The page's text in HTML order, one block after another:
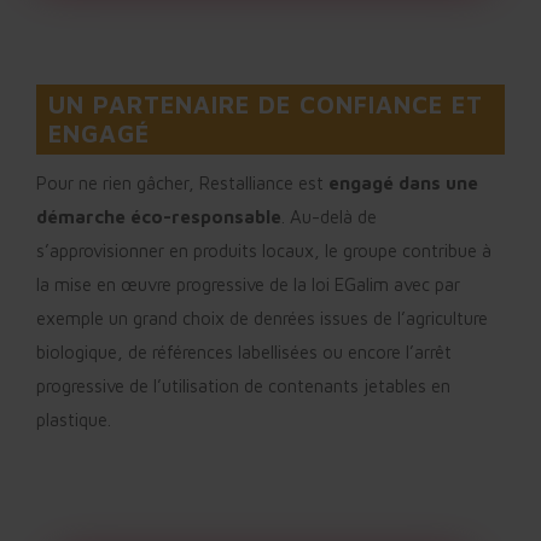
UN PARTENAIRE DE CONFIANCE ET
ENGAGÉ
Pour ne rien gâcher, Restalliance est engagé dans une
démarche éco-responsable . Au-delà de
s’approvisionner en produits locaux, le groupe contribue à
la mise en œuvre progressive de la loi EGalim avec par
exemple un grand choix de denrées issues de l’agriculture
biologique, de références labellisées ou encore l’arrêt
progressive de l’utilisation de contenants jetables en
plastique.